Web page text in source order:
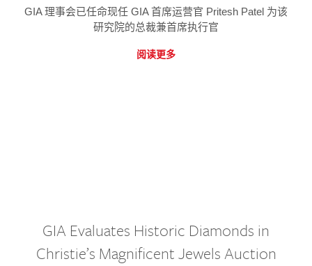
GIA 理事会已任命现任 GIA 首席运营官 Pritesh Patel 为该
研究院的总裁兼首席执行官
阅读更多
GIA Evaluates Historic Diamonds in
Christie’s Magnificent Jewels Auction